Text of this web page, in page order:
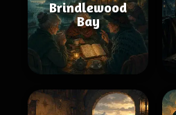
Brindlewood
Bay